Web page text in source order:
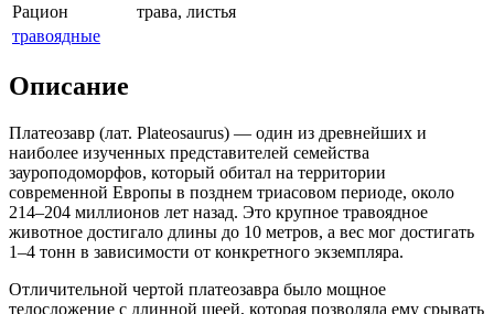
Рацион
трава, листья
травоядные
Описание
Платеозавр (лат. Plateosaurus) — один из древнейших и
наиболее изученных представителей семейства
зауроподоморфов, который обитал на территории
современной Европы в позднем триасовом периоде, около
214–204 миллионов лет назад. Это крупное травоядное
животное достигало длины до 10 метров, а вес мог достигать
1–4 тонн в зависимости от конкретного экземпляра.
Отличительной чертой платеозавра было мощное
телосложение с длинной шеей, которая позволяла ему срывать